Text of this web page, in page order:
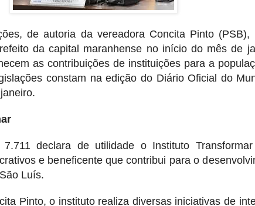
de autoria da vereadora Concita Pinto (PSB),
da capital maranhense no início do mês de
as contribuições de instituições para a
constam na edição do Diário Oficial do
declara de utilidade o Instituto
e beneficente que contribui para o
Luís.
Pinto, o instituto realiza diversas iniciativas de